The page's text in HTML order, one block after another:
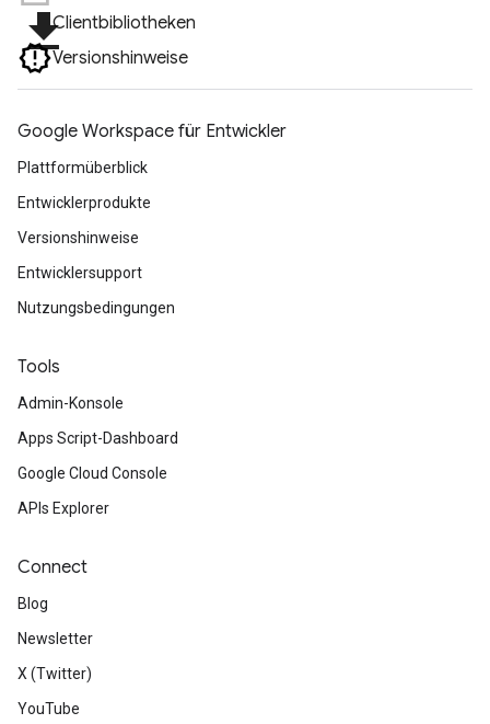
file_downloadClientbibliotheken
Versionshinweise
Google Workspace für Entwickler
Plattformüberblick
Entwicklerprodukte
Versionshinweise
Entwicklersupport
Nutzungsbedingungen
Tools
Admin-Konsole
Apps Script-Dashboard
Google Cloud Console
APIs Explorer
Connect
Blog
Newsletter
X (Twitter)
YouTube